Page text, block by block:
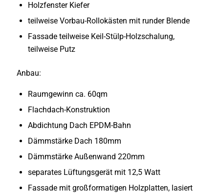
Holzfenster Kiefer
teilweise Vorbau-Rollokästen mit runder Blende
Fassade teilweise Keil-Stülp-Holzschalung,
teilweise Putz
Anbau:
Raumgewinn ca. 60qm
Flachdach-Konstruktion
Abdichtung Dach EPDM-Bahn
Dämmstärke Dach 180mm
Dämmstärke Außenwand 220mm
separates Lüftungsgerät mit 12,5 Watt
Fassade mit großformatigen Holzplatten, lasiert